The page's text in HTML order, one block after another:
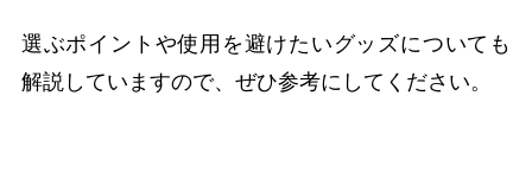
選ぶポイントや使用を避けたいグッズについても
解説していますので、ぜひ参考にしてください。